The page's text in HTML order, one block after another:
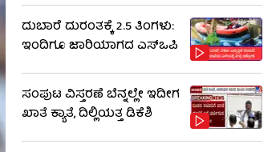
ದುಬಾರೆ ದುರಂತಕ್ಕೆ 2.5 ತಿಂಗಳು:
ಇಂದಿಗೂ ಜಾರಿಯಾಗದ ಎಸ್‌ಒಪಿ
ಸಂಪುಟ ವಿಸ್ತರಣೆ ಬೆನ್ನಲ್ಲೇ ಇದೀಗ
ಖಾತೆ ಕ್ಯಾತೆ, ದಿಲ್ಲಿಯತ್ತ ಡಿಕೆಶಿ